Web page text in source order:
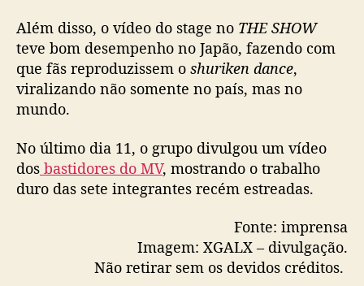
Além disso, o vídeo do stage no THE SHOW
teve bom desempenho no Japão, fazendo com
que fãs reproduzissem o shuriken dance,
viralizando não somente no país, mas no
mundo.
No último dia 11, o grupo divulgou um vídeo
dos bastidores do MV, mostrando o trabalho
duro das sete integrantes recém estreadas.
Fonte: imprensa
Imagem: XGALX – divulgação.
Não retirar sem os devidos créditos.